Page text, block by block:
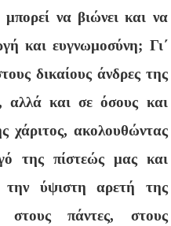
μπορεί να βιώνει και να
και ευγνωμοσύνη; Γι΄
δικαίους άνδρες της
αλλά και σε όσους και
χάριτος, ακολουθώντας
της πίστεώς μας και
την ύψιστη αρετή της
στους πάντες, στους